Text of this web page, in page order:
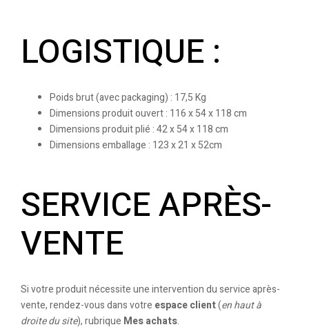
LOGISTIQUE :
Poids brut (avec packaging) : 17,5 Kg
Dimensions produit ouvert : 116 x 54 x 118 cm
Dimensions produit plié : 42 x 54 x 118 cm
Dimensions emballage : 123 x 21 x 52cm
SERVICE APRÈS-
VENTE
Si votre produit nécessite une intervention du service après-
vente, rendez-vous dans votre espace client(en haut à
droite du site), rubrique Mes achats.